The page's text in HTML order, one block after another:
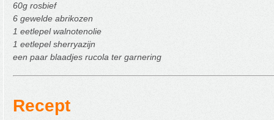
60g rosbief
6 gewelde abrikozen
1 eetlepel walnotenolie
1 eetlepel sherryazijn
een paar blaadjes rucola ter garnering
Recept